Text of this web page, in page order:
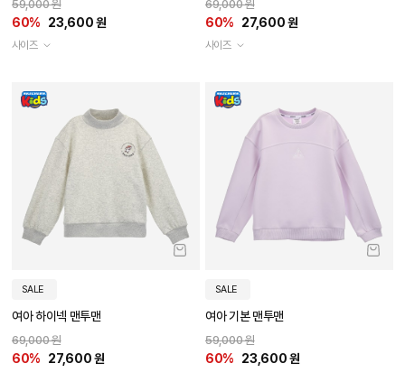
59,000 원
60% 23,600 원
사이즈
69,000 원
60% 27,600 원
사이즈
SALE
여아 하이넥 맨투맨
69,000 원
60% 27,600 원
SALE
여아 기본 맨투맨
59,000 원
60% 23,600 원